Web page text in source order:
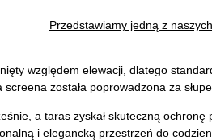
Przedstawiamy jedną z
względem elewacji, dlatego
została poprowadzona za
a taras zyskał skuteczną
i elegancką przestrzeń do